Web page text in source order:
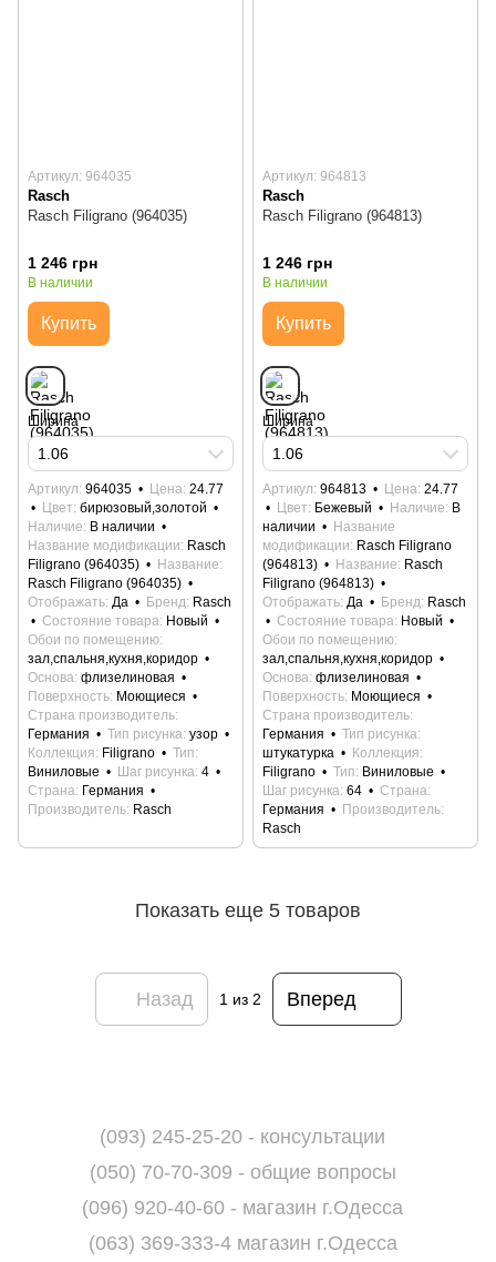
Артикул: 964035
Rasch
Rasch Filigrano (964035)
1 246 грн
В наличии
Купить
Ширина
1.06
Артикул 964035 Цена 24.77
Цвет бирюзовый,золотой
Наличие
В наличии
Название модификации
Rasch
Filigrano (964035)
Название
Rasch Filigrano (964035)
Отображать Да Бренд Rasch
Состояние товара Новый
Обои по помещению
зал,спальня,кухня,коридор
Основа флизелиновая
Поверхность Моющиеся
Страна производитель
Германия
Тип рисунка узор
Коллекция
Filigrano
Тип
Виниловые
Шаг рисунка 4
Страна Германия
Производитель Rasch
Артикул: 964813
Rasch
Rasch Filigrano (964813)
1 246 грн
В наличии
Купить
Ширина
1.06
Артикул 964813 Цена 24.77
Цвет
Бежевый Наличие
В
наличии
Название
модификации
Rasch Filigrano
(964813)
Название
Rasch
Filigrano (964813)
Отображать Да Бренд Rasch
Состояние товара Новый
Обои по помещению
зал,спальня,кухня,коридор
Основа флизелиновая
Поверхность Моющиеся
Страна производитель
Германия
Тип рисунка
штукатурка
Коллекция
Filigrano
Тип
Виниловые
Шаг рисунка 64
Страна
Германия
Производитель
Rasch
Показать еще 5 товаров
Назад 1из 2 Вперед
(093) 245-25-20 - консультации
(050) 70-70-309 - общие вопросы
(096) 920-40-60 - магазин г.Одесса
(063) 369-333-4 магазин г.Одесса